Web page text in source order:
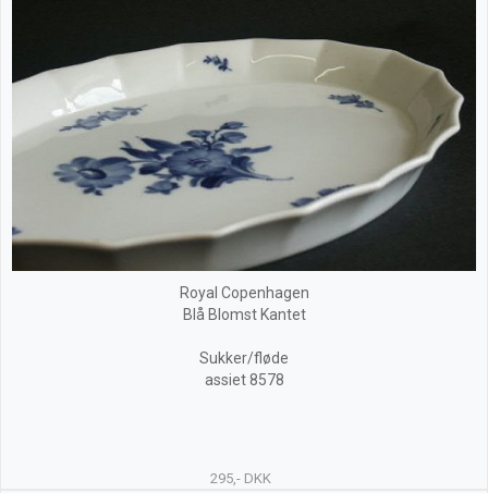
Royal Copenhagen
Blå Blomst Kantet
Sukker/fløde
assiet 8578
295,- DKK